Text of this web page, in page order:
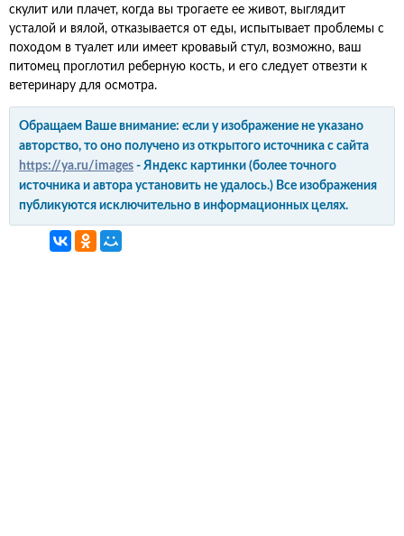
скулит или плачет, когда вы трогаете ее живот, выглядит
усталой и вялой, отказывается от еды, испытывает проблемы с
походом в туалет или имеет кровавый стул, возможно, ваш
питомец проглотил реберную кость, и его следует отвезти к
ветеринару для осмотра.
Обращаем Ваше внимание: если у изображение не указано
авторство, то оно получено из открытого источника с сайта
https://ya.ru/images - Яндекс картинки (более точного
источника и автора установить не удалось.) Все изображения
публикуются исключительно в информационных целях.